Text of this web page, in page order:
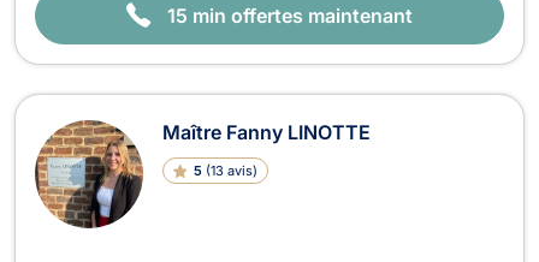
15 min offertes maintenant
Maître Fanny LINOTTE
5 (13 avis)